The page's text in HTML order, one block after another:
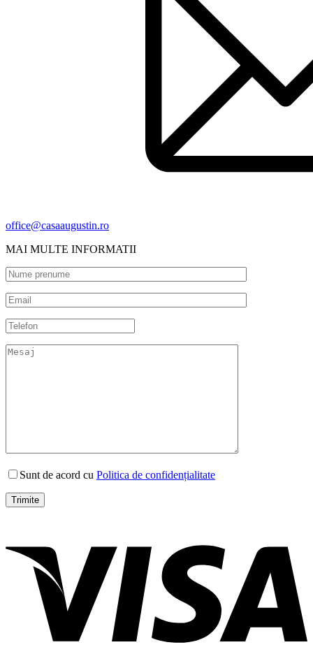
office@casaaugustin.ro
MAI MULTE INFORMATII
Sunt de acord cu Politica de confidențialitate